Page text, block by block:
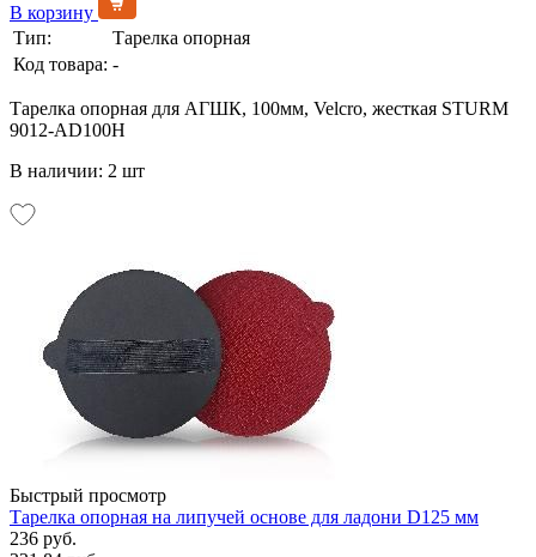
В корзину
Тип:
Тарелка опорная
Код товара: -
Тарелка опорная для АГШК, 100мм, Velcro, жесткая STURM
9012-AD100H
В наличии: 2 шт
Быстрый просмотр
Тарелка опорная на липучей основе для ладони D125 мм
236 руб.